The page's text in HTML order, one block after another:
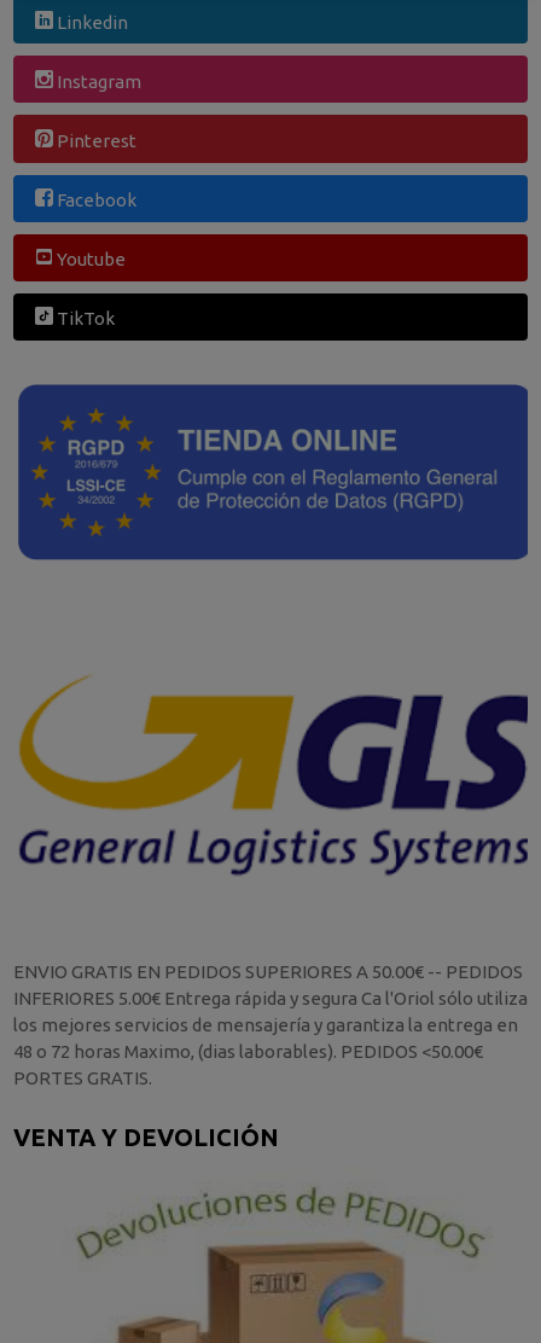
Linkedin
Instagram
Pinterest
Facebook
Youtube
TikTok
ENVIO GRATIS EN PEDIDOS SUPERIORES A 50.00€ -- PEDIDOS
INFERIORES 5.00€ Entrega rápida y segura Ca l'Oriol sólo utiliza
los mejores servicios de mensajería y garantiza la entrega en
48 o 72 horas Maximo, (dias laborables). PEDIDOS <50.00€
PORTES GRATIS.
VENTA Y DEVOLICIÓN